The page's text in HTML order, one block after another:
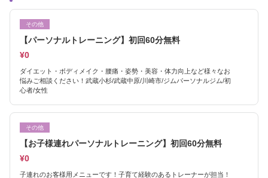
その他
【パーソナルトレーニング】初回60分無料
¥0
ダイエット・ボディメイク・腰痛・姿勢・美容・体力向上など様々なお
悩みご相談ください！武蔵小杉/武蔵中原/川崎市/ジムパーソナルジム/初
心者/女性
その他
【お子様連れパーソナルトレーニング】初回60分無料
¥0
子連れのお客様用メニューです！子育て経験のあるトレーナーが担当！